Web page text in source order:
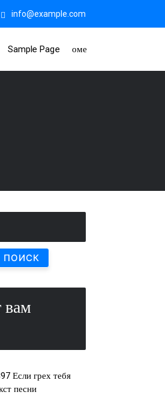
info@example.com
Sample Page оме
ПОИСК
Если грех тебя
песни